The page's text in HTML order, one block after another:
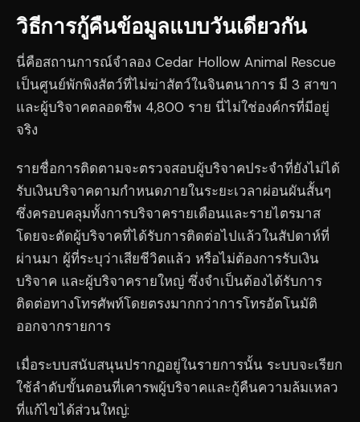
วิธีการกู้คืนข้อมูลแบบวันเดียวกัน
นี่คือสถานการณ์จำลอง Cedar Hollow Animal Rescue
เป็นศูนย์พักพิงสัตว์ที่ไม่ฆ่าสัตว์ในจินตนาการ มี 3 สาขา
และผู้บริจาคตลอดชีพ 4,800 ราย นี่ไม่ใช่องค์กรที่มีอยู่
จริง
รายชื่อการติดตามจะตรวจสอบผู้บริจาคประจำที่ยังไม่ได้
รับเงินบริจาคตามกำหนดภายในระยะเวลาผ่อนผันสั้นๆ
ซึ่งครอบคลุมทั้งการบริจาครายเดือนและรายไตรมาส
โดยจะตัดผู้บริจาคที่ได้รับการติดต่อไปแล้วในสัปดาห์ที่
ผ่านมา ผู้ที่ระบุว่าเสียชีวิตแล้ว หรือไม่ต้องการรับเงิน
บริจาค และผู้บริจาครายใหญ่ ซึ่งจำเป็นต้องได้รับการ
ติดต่อทางโทรศัพท์โดยตรงมากกว่าการโทรอัตโนมัติ
ออกจากรายการ
เมื่อระบบสนับสนุนปรากฏอยู่ในรายการนั้น ระบบจะเรียก
ใช้ลำดับขั้นตอนที่เคารพผู้บริจาคและกู้คืนความล้มเหลว
ที่แก้ไขได้ส่วนใหญ่: